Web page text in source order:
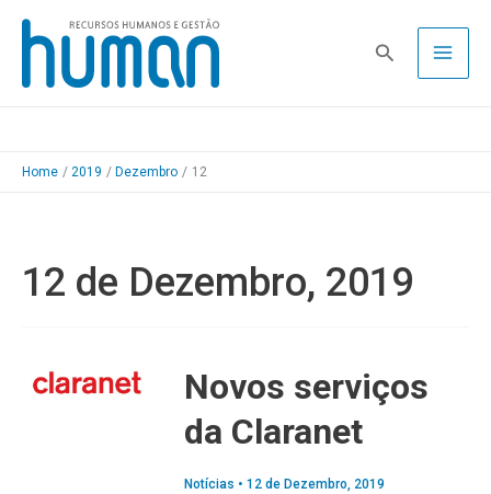
Skip
content
Pesquisa
Home 2019 Dezembro 12
12 de Dezembro, 2019
Novos serviços
da Claranet
Notícias • 12 de Dezembro, 2019